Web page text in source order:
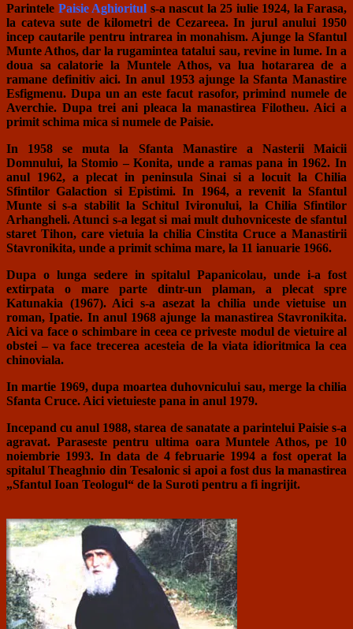
Parintele Paisie Aghioritul s-a nascut la 25 iulie 1924, la Farasa,
la cateva sute de kilometri de Cezareea. In jurul anului 1950
incep cautarile pentru intrarea in monahism. Ajunge la Sfantul
Munte Athos, dar la rugamintea tatalui sau, revine in lume. In a
doua sa calatorie la Muntele Athos, va lua hotararea de a
ramane definitiv aici. In anul 1953 ajunge la Sfanta Manastire
Esfigmenu. Dupa un an este facut rasofor, primind numele de
Averchie. Dupa trei ani pleaca la manastirea Filotheu. Aici a
primit schima mica si numele de Paisie.
In 1958 se muta la Sfanta Manastire a Nasterii Maicii
Domnului, la Stomio – Konita, unde a ramas pana in 1962. In
anul 1962, a plecat in peninsula Sinai si a locuit la Chilia
Sfintilor Galaction si Epistimi. In 1964, a revenit la Sfantul
Munte si s-a stabilit la Schitul Ivironului, la Chilia Sfintilor
Arhangheli. Atunci s-a legat si mai mult duhovniceste de sfantul
staret Tihon, care vietuia la chilia Cinstita Cruce a Manastirii
Stavronikita, unde a primit schima mare, la 11 ianuarie 1966.
Dupa o lunga sedere in spitalul Papanicolau, unde i-a fost
extirpata o mare parte dintr-un plaman, a plecat spre
Katunakia (1967). Aici s-a asezat la chilia unde vietuise un
roman, Ipatie. In anul 1968 ajunge la manastirea Stavronikita.
Aici va face o schimbare in ceea ce priveste modul de vietuire al
obstei – va face trecerea acesteia de la viata idioritmica la cea
chinoviala.
In martie 1969, dupa moartea duhovnicului sau, merge la chilia
Sfanta Cruce. Aici vietuieste pana in anul 1979.
Incepand cu anul 1988, starea de sanatate a parintelui Paisie s-a
agravat. Paraseste pentru ultima oara Muntele Athos, pe 10
noiembrie 1993. In data de 4 februarie 1994 a fost operat la
spitalul Theaghnio din Tesalonic si apoi a fost dus la manastirea
„Sfantul Ioan Teologul“ de la Suroti pentru a fi ingrijit.